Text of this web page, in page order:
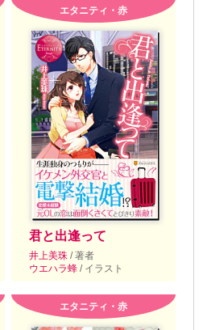
エタニティ・赤
君と出逢って
井上美珠 / 著者
ウエハラ蜂 / イラスト
エタニティ・赤